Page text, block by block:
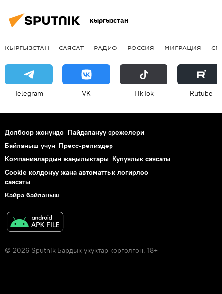
Кыргызстан
КЫРГЫЗСТАН САЯСАТ РАДИО РОССИЯ МИГРАЦИЯ
Telegram VK ТikТоk Rutube
Долбоор жөнүндө Пайдалануу эрежелери
Байланыш үчүн Пресс-релиздер
Компаниялардын жаңылыктары Купуялык саясаты
Cookie колдонуу жана автоматтык логирлөө
саясаты
Кайра байланыш
© 2026 Sputnik Бардык укуктар корголгон. 18+